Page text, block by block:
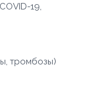
19,
тромбозы)